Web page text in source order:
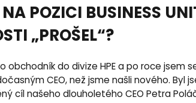
POZICI BUSINESS
„PROŠEL“?
obchodník do divize HPE a po roce jsem
CEO, než jsme našli nového.
cíl našeho dlouholetého CEO Petra